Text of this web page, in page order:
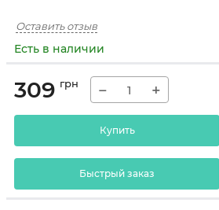
Оставить отзыв
Есть в наличии
309 грн − +
Купить
Быстрый заказ